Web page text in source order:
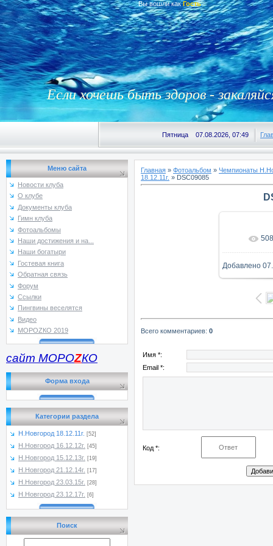
Вы вошли как Гость
Если хочешь быть здоров -
Пятница 07.08.2026, 07:49
Меню сайта
Новости клуба
О клубе
Документы клуба
Гимн клуба
Фотоальбомы
Наши достижения и на...
Наши богатыри
Гостевая книга
Обратная связь
Форум
Ссылки
Пингвины веселятся
Видео
МОРОZКО 2019
сайт МОРОZКО
Форма входа
Категории раздела
Н.Новгород 18.12.11г. [52]
Н.Новгород 16.12.12г. [45]
Н.Новгород 15.12.13г. [19]
Н.Новгород 21.12.14г. [17]
Н.Новгород 23.03.15г. [28]
Н.Новгород 23.12.17г. [6]
Поиск
Главная » Фотоальбом » Чемпионаты
18.12.11г. » DSC09085
В 508
Добавлено
Всего комментариев: 0
Имя *:
Email *:
Код *: